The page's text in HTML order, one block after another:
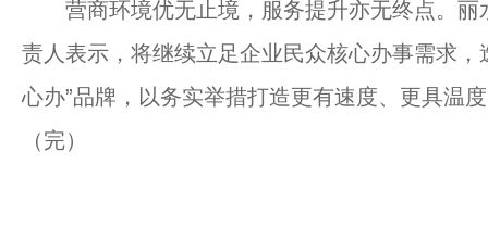
营商环境优无止境，服务提升亦无终点。丽
责人表示，将继续立足企业民众核心办事需求
心办”品牌，以务实举措打造更有速度、更具温
（完）